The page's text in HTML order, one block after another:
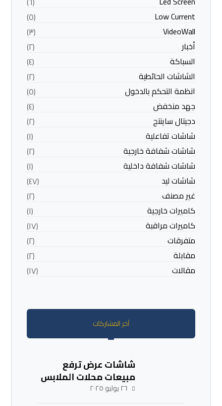
Low Current
(٥)
VideoWall
(٣)
أخبار
(٢)
السباكة
(٤)
الشاشات الحائطية
(٢)
انظمة التحكم بالدخول
(٥)
جهد منخفض
(٤)
دجيتال ساينتج
(٢)
شاشات تفاعلية
(١)
شاشات شفافة خارجية
(٢)
شاشات شفافة داخلية
(١)
شاشات ليد
(٤٧)
غير مصنف
(٢)
كاميرات خارجية
(١)
كاميرات مراقبة
(١٧)
متفرقات
(٢)
مقابلة
(٢)
مقالات
(١٧)
آخر المشاركات
شاشات عرض ترفع
مبيعات محلات الملابس
٢٦ يوليو ٢٠٢٥